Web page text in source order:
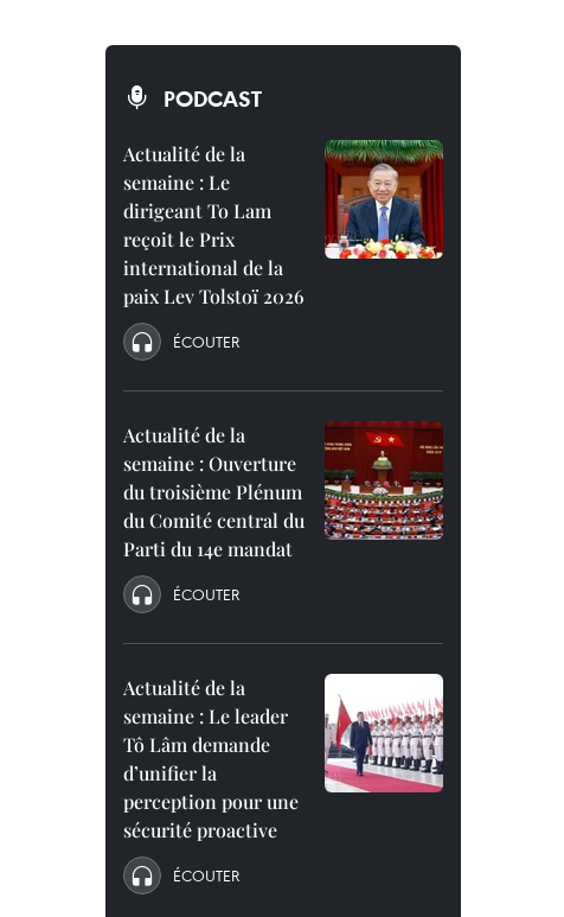
PODCAST
Actualité de la
semaine : Le
dirigeant To Lam
reçoit le Prix
international de la
paix Lev Tolstoï 2026
ÉCOUTER
Actualité de la
semaine : Ouverture
du troisième Plénum
du Comité central du
Parti du 14e mandat
ÉCOUTER
Actualité de la
semaine : Le leader
Tô Lâm demande
d’unifier la
perception pour une
sécurité proactive
ÉCOUTER